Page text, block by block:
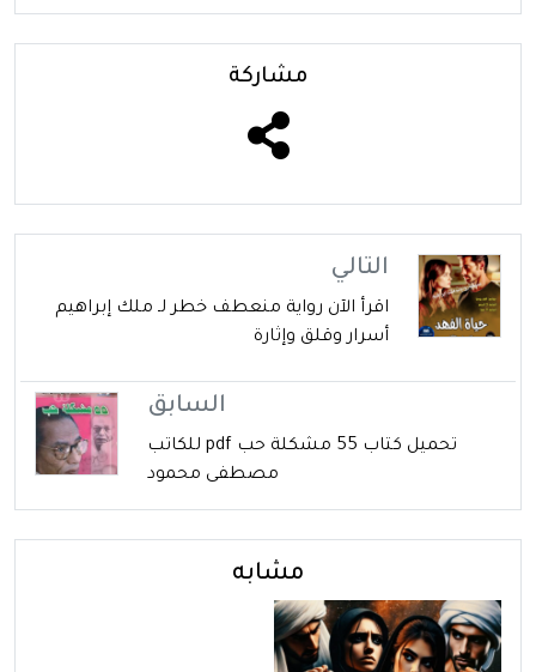
مشاركة
التالي
اقرأ الآن رواية منعطف خطر لـ ملك إبراهيم
أسرار وقلق وإثارة
السابق
تحميل كتاب 55 مشكلة حب pdf للكاتب
مصطفى محمود
مشابه